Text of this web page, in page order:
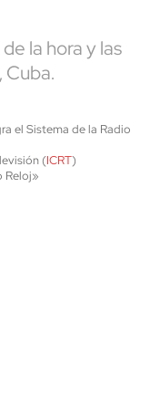
la hora y las
Cuba.
el Sistema de la Radio
(ICRT)
Reloj»